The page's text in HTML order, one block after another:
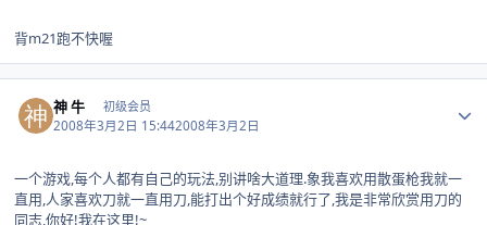
背m21跑不快喔
神 牛 初级会员
2008年3月2日 15:442008年3月2日
一个游戏,每个人都有自己的玩法,别讲啥大道理.象我喜欢用散蛋枪我就一
直用,人家喜欢刀就一直用刀,能打出个好成绩就行了,我是非常欣赏用刀的
同志,你好!我在这里!~